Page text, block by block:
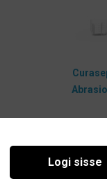
Logi sisse